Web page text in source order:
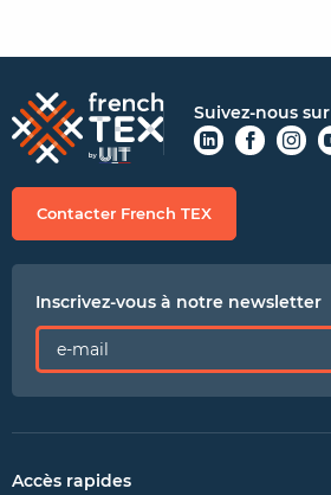
Suivez-nous sur
Contacter French TEX
Inscrivez-vous à notre newsletter
Accès rapides